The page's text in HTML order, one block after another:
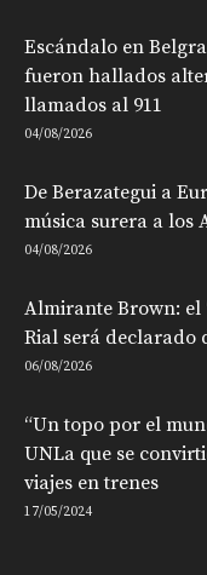
Escándalo en
fueron hallados
llamados al 911
04/08/2026
De Berazategui a
música surera a los
04/08/2026
Almirante Brown: el
Rial será declarado
06/08/2026
“Un topo por el
UNLa que se
viajes en trenes
17/05/2024